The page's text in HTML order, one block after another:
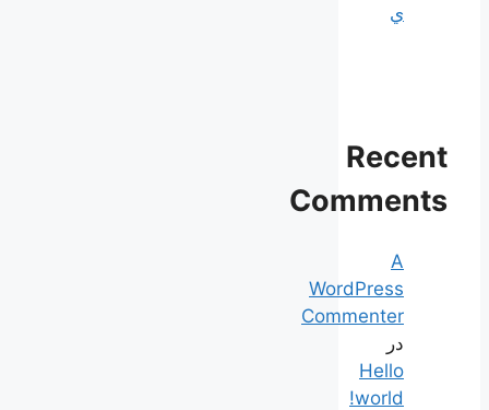
ي
Recent
Comments
A
WordPress
Commenter
در
Hello
world!